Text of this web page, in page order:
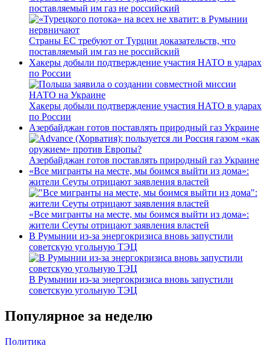
поставляемый им газ не российский
Страны ЕС требуют от Турции доказательств, что
поставляемый им газ не российский
Хакеры добыли подтверждение участия НАТО в ударах
по России
Хакеры добыли подтверждение участия НАТО в ударах
по России
Азербайджан готов поставлять природный газ Украине
Азербайджан готов поставлять природный газ Украине
«Все мигранты на месте, мы боимся выйти из дома»:
жители Сеуты отрицают заявления властей
«Все мигранты на месте, мы боимся выйти из дома»:
жители Сеуты отрицают заявления властей
В Румынии из-за энергокризиса вновь запустили
советскую угольную ТЭЦ
В Румынии из-за энергокризиса вновь запустили
советскую угольную ТЭЦ
Популярное за неделю
Политика